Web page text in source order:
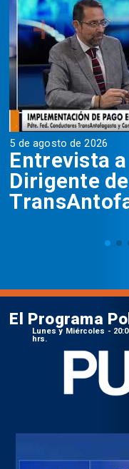
5 de agosto de 2026
Entrevista
Dirigente
El Programa
Lunes y Miércoles -
hrs.